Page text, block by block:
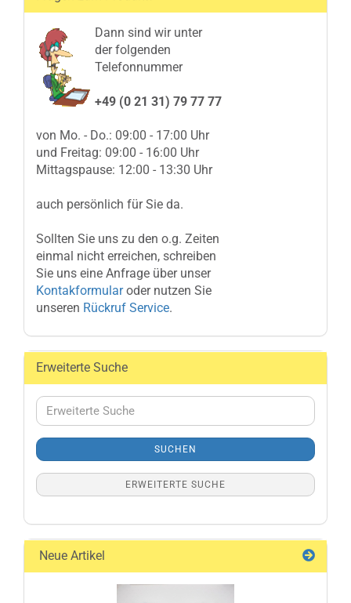
Dann sind wir unter
der folgenden
Telefonnummer
+49 (0 21 31) 79 77 77
von Mo. - Do.: 09:00 - 17:00 Uhr
und Freitag: 09:00 - 16:00 Uhr
Mittagspause: 12:00 - 13:30 Uhr
auch persönlich für Sie da.
Sollten Sie uns zu den o.g. Zeiten
einmal nicht erreichen, schreiben
Sie uns eine Anfrage über unser
Kontakformularoder nutzen Sie
unseren Rückruf Service.
Erweiterte Suche
Erweiterte
Suche
SUCHEN
ERWEITERTE SUCHE
Neue Artikel